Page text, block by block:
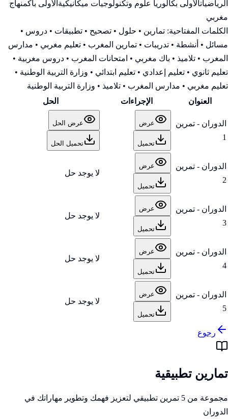
الرياضياتالأولى بكالوريا علوم وتكنولوجيات ميكانيكية الأولى باكمنهاج
مغربي
الكلمات المفتاحية: تمارين • حلول • تصحيح • تطبيقات • دروس •
مسائل • أنشطة • تدريبات • تمارين المغرب • تعليم مغربي • مدارس
المغرب • تلاميذ • باك مغربي • امتحانات المغرب • دروس مغربية •
تعليم ثانوي • تعليم إعدادي • تعليم ابتدائي • وزارة التربية الوطنية •
تعليم مغربي • مدارس المغرب • تلاميذ • وزارة التربية الوطنية
العنوان
الإجراءات الحل
الدوران - تمرين
1
عرض
تحميل
عرض الحل
تحميل الحل
الدوران - تمرين
2
عرض
تحميل
لا يوجد حل
الدوران - تمرين
3
عرض
تحميل
لا يوجد حل
الدوران - تمرين
4
عرض
تحميل
لا يوجد حل
الدوران - تمرين
5
عرض
تحميل
لا يوجد حل
رجوع
تمارين تطبيقية
مجموعة من 5 تمرين تطبيقي لتعزيز فهمك وتطوير مهاراتك في
الدوران